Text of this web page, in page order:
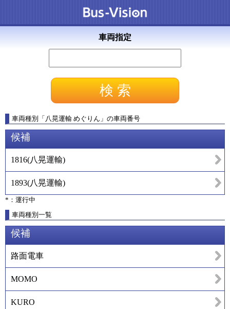
車両指定
車両種別 「 八晃運輸 めぐりん 」 の車両番号
候補
1816(八晃運輸)
1893(八晃運輸)
*：運行中
車両種別一覧
候補
路面電車
MOMO
KURO